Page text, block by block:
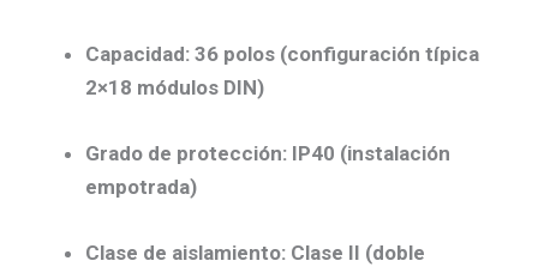
Capacidad: 36 polos (configuración típica
2×18 módulos DIN)
Grado de protección: IP40 (instalación
empotrada)
Clase de aislamiento: Clase II (doble